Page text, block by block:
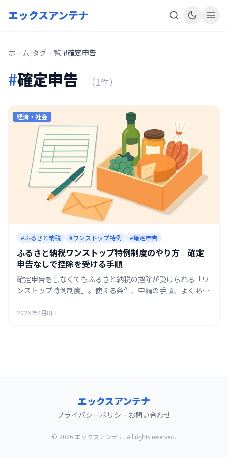
エックスアンテナ
ホーム/タグ一覧/#確定申告
#確定申告 （1件）
経済・社会
#ふるさと納税 #ワンストップ特例 #確定申告
ふるさと納税ワンストップ特例制度のやり方｜確定
申告なしで控除を受ける手順
確定申告をしなくてもふるさと納税の控除が受けられる「ワ
ンストップ特例制度」。使える条件、申請の手順、よくある
2026年4月8日
エックスアンテナ
プライバシーポリシー お問い合わせ
© 2026 エックスアンテナ. All rights reserved.